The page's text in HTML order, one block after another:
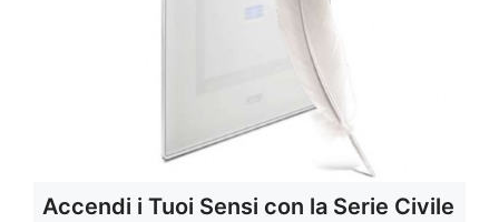
Accendi i Tuoi Sensi con la Serie Civile